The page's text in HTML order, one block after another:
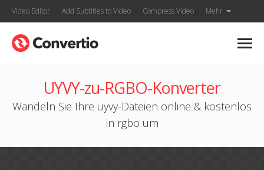
Video Editor Add Subtitles to Video Compress Video Mehr
UYVY-zu-RGBO-Konverter
Wandeln Sie Ihre uyvy-Dateien online & kostenlos
in rgbo um